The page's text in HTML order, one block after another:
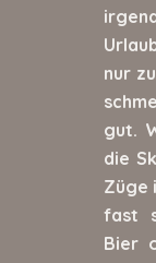
nur
gut.
die
Züge
fast
Bier